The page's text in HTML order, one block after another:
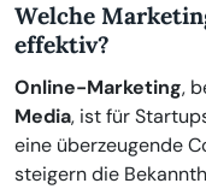
Welche
effektiv?
Online-Marketing,
Media, ist für
eine überzeugende
steigern die